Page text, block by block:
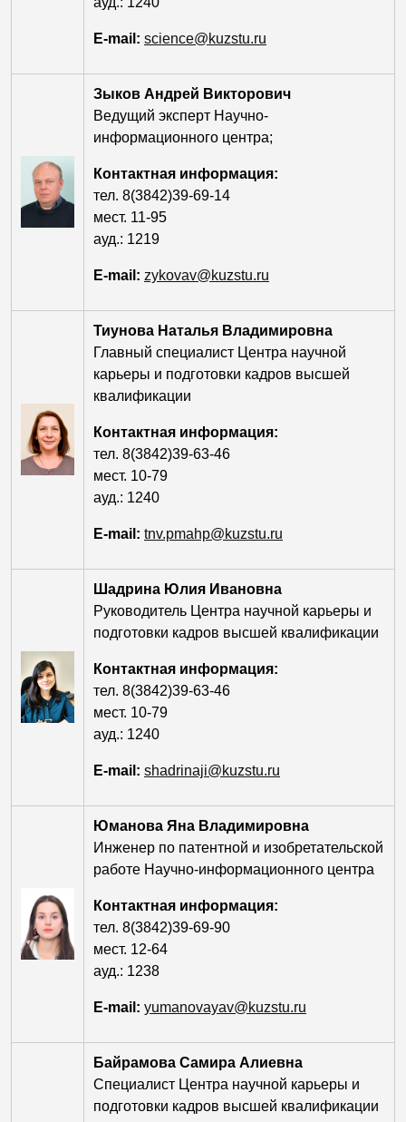
E-mail: science@kuzstu.ru
Зыков Андрей Викторович
Ведущий эксперт Научно-
информационного центра;
Контактная информация:
тел. 8(3842)39-69-14
мест. 11-95
ауд.: 1219
E-mail: zykovav@kuzstu.ru
Тиунова Наталья Владимировна
Главный специалист Центра научной
карьеры и подготовки кадров высшей
квалификации
Контактная информация:
тел. 8(3842)39-63-46
мест. 10-79
ауд.: 1240
E-mail: tnv.pmahp@kuzstu.ru
Шадрина Юлия Ивановна
Руководитель Центра научной карьеры и
подготовки кадров высшей квалификации
Контактная информация:
тел. 8(3842)39-63-46
мест. 10-79
ауд.: 1240
E-mail: shadrinaji@kuzstu.ru
Юманова Яна Владимировна
Инженер по патентной и изобретательской
работе Научно-информационного центра
Контактная информация:
тел. 8(3842)39-69-90
мест. 12-64
ауд.: 1238
E-mail: yumanovayav@kuzstu.ru
Байрамова Самира Алиевна
Специалист Центра научной карьеры и
подготовки кадров высшей квалификации